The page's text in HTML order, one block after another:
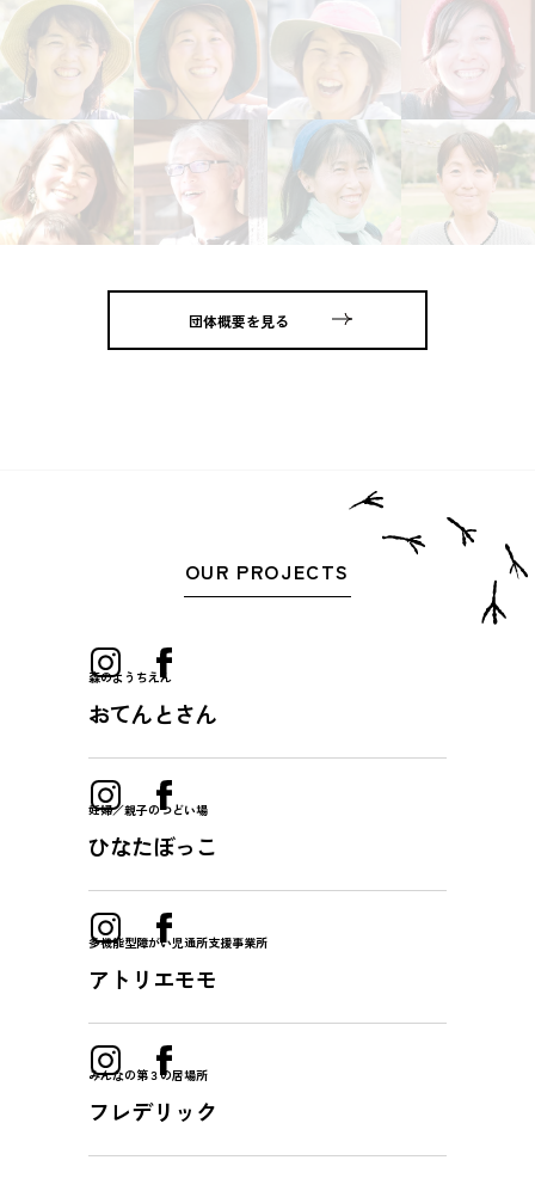
団体概要を見る
OUR PROJECTS
森のようちえん
おてんとさん
妊婦／親子のつどい場
ひなたぼっこ
多機能型障がい児通所支援事業所
アトリエモモ
みんなの第３の居場所
フレデリック